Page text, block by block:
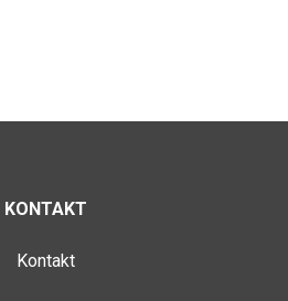
KONTAKT
Kontakt